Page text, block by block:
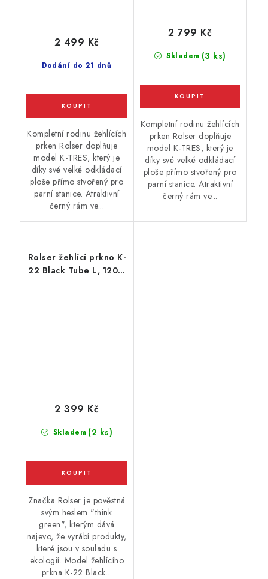
Dodání do 21 dnů
2 499 Kč
Kompletní rodinu žehlících
prken Rolser doplňuje
model K-TRES, který je
díky své velké odkládací
ploše přímo stvořený pro
parní stanice. Atraktivní
černý rám ve...
Skladem (3 ks)
2 799 Kč
Kompletní rodinu žehlících
prken Rolser doplňuje
model K-TRES, který je
díky své velké odkládací
ploše přímo stvořený pro
parní stanice. Atraktivní
černý rám ve...
Rolser žehlící prkno K-
22 Black Tube L, 120 x
Skladem (2 ks)
2 399 Kč
Značka Rolser je pověstná
svým heslem "think
green", kterým dává
najevo, že vyrábí produkty,
které jsou v souladu s
ekologií. Model žehlícího
prkna K-22 Black...